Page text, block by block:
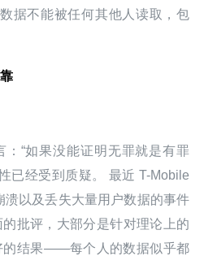
据不能被任何其他人读取，包
：“如果没能证明无罪就是有罪
已经受到质疑。 最近 T-Mobile
溃以及丢失大量用户数据的事件
批评，大部分是针对理论上的
的结果——每个人的数据似乎都